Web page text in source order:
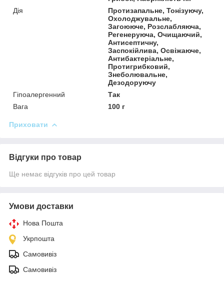
Дія
Протизапальне, Тонізуючу,
Охолоджувальне,
Загоююче, Розслабляюча,
Регенеруюча, Очищаючий,
Антисептичну,
Заспокійлива, Освіжаюче,
Антибактеріальне,
Протигрибковий,
Знеболювальне,
Дезодоруючу
Гіпоалергенний
Так
Вага
100 г
Приховати
Відгуки про товар
Ще немає відгуків про цей товар
Умови доставки
Нова Пошта
Укрпошта
Самовивіз
Самовивіз